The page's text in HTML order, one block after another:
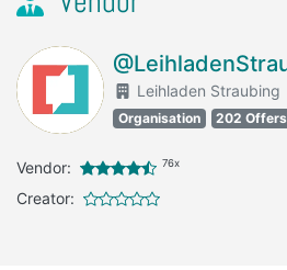
Leihladen Straubing
Organisation 202
Vendor: 76x
Creator: